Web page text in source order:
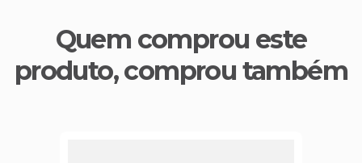
Quem comprou este
produto, comprou também